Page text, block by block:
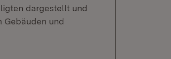
dargestellt und
und